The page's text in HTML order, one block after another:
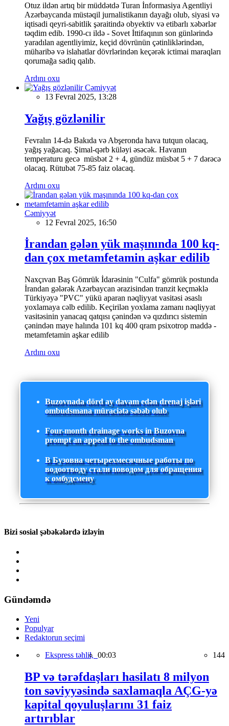
Otuz ildən artıq bir müddətdə Turan İnformasiya Agentliyi
Azərbaycanda müstəqil jurnalistikanın dayağı olub, siyasi və
iqtisadi qeyri-sabitlik şəraitində obyektiv və etibarlı xəbərlər
təqdim edib. 1990-cı ildə - Sovet İttifaqının son günlərində
yaradılan agentliyimiz, keçid dövrünün çətinliklərindən,
müharibə və islahatlar dövrlərindən keçərək ictimai maraqları
qorumağa sadiq qalıb.
Ardını oxu
Cəmiyyət
13 Fevral 2025, 13:28
Yağış gözlənilir
Fevralın 14-də Bakıda və Abşeronda hava tutqun olacaq,
yağış yağacaq. Şimal-qərb küləyi əsəcək. Havanın
temperaturu gecə müsbət 2 + 4, gündüz müsbət 5 + 7 dərəcə
olacaq. Rütubət 75-85 faiz olacaq.
Ardını oxu
Cəmiyyət
12 Fevral 2025, 16:50
İrandan gələn yük maşınında 100 kq-
dan çox metamfetamin aşkar edilib
Naxçıvan Baş Gömrük İdarəsinin "Culfa" gömrük postunda
İrandan gələrək Azərbaycan ərazisindən tranzit keçməklə
Türkiyəyə "PVC" yükü aparan nəqliyyat vasitəsi əsaslı
yoxlamaya cəlb edilib. Keçirilən yoxlama zamanı nəqliyyat
vasitəsinin yanacaq qatqısı çənindən və qızdırıcı sistemin
çənindən maye halında 101 kq 400 qram psixotrop maddə -
metamfetamin aşkar edilib
Ardını oxu
Buzovnada dörd ay davam edən drenaj işləri
ombudsmana müraciətə səbəb olub
Four-month drainage works in Buzovna
prompt an appeal to the ombudsman
В Бузовна четырехмесячные работы по
водоотводу стали поводом для обращения
к омбудсмену
Bizi sosial şəbəkələrdə izləyin
Gündəmdə
Yeni
Populyar
Redaktorun seçimi
Ekspress təhlil, 00:03 144
BP və tərəfdaşları hasilatı 8 milyon
ton səviyyəsində saxlamaqla AÇG-yə
kapital qoyuluşlarını 31 faiz
artırıblar